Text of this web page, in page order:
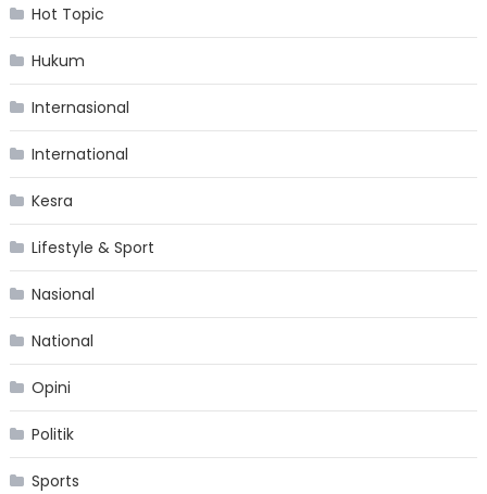
Hot Topic
Hukum
Internasional
International
Kesra
Lifestyle & Sport
Nasional
National
Opini
Politik
Sports